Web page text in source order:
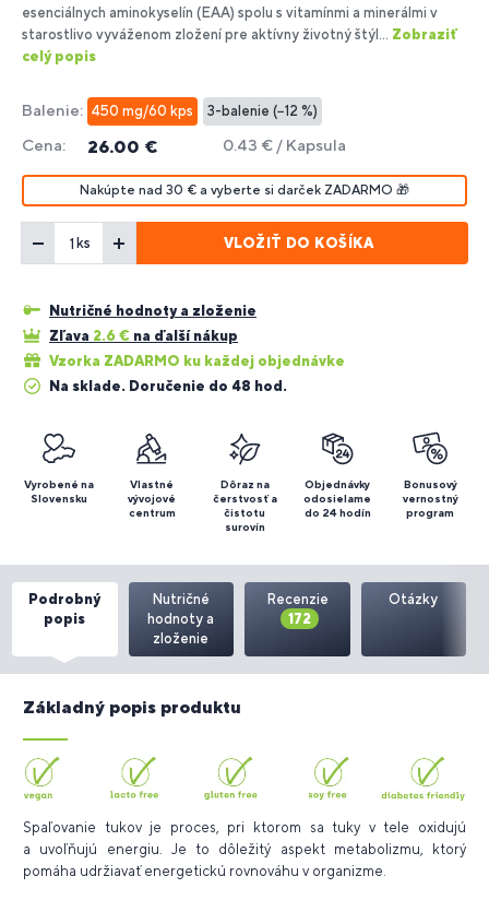
esenciálnych aminokyselín (EAA) spolu s vitamínmi a minerálmi v
starostlivo vyváženom zložení pre aktívny životný štýl... Zobraziť
celý popis
Balenie: 450 mg/60 kps 3-balenie (−12 %)
Cena: 26.00 € 0.43 € / Kapsula
Nakúpte nad 30 € a vyberte si darček ZADARMO 🎁
ks VLOŽIŤ DO KOŠÍKA
Nutričné hodnoty a zloženie
Zľava 2.6 € na ďalší nákup
Vzorka ZADARMO ku každej objednávke
Na sklade. Doručenie do 48 hod.
Vyrobené na
Slovensku
Vlastné
vývojové
centrum
Dôraz na
čerstvosť a
čistotu
surovín
Objednávky
odosielame
do 24 hodín
Bonusový
vernostný
program
Podrobný
popis
Nutričné
hodnoty a
zloženie
Recenzie
172
Otázky
Základný popis produktu
Spaľovanie tukov je proces, pri ktorom sa tuky v tele oxidujú
a uvoľňujú energiu. Je to dôležitý aspekt metabolizmu, ktorý
pomáha udržiavať energetickú rovnováhu v organizme.